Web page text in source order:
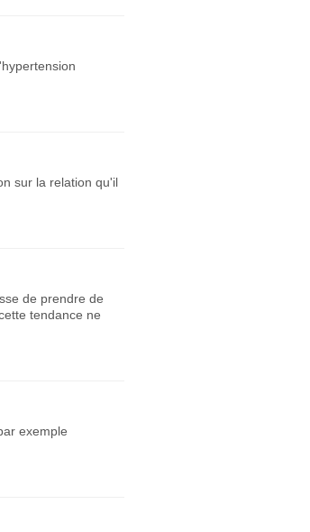
sur la relation qu'il
de prendre de
tendance ne
exemple